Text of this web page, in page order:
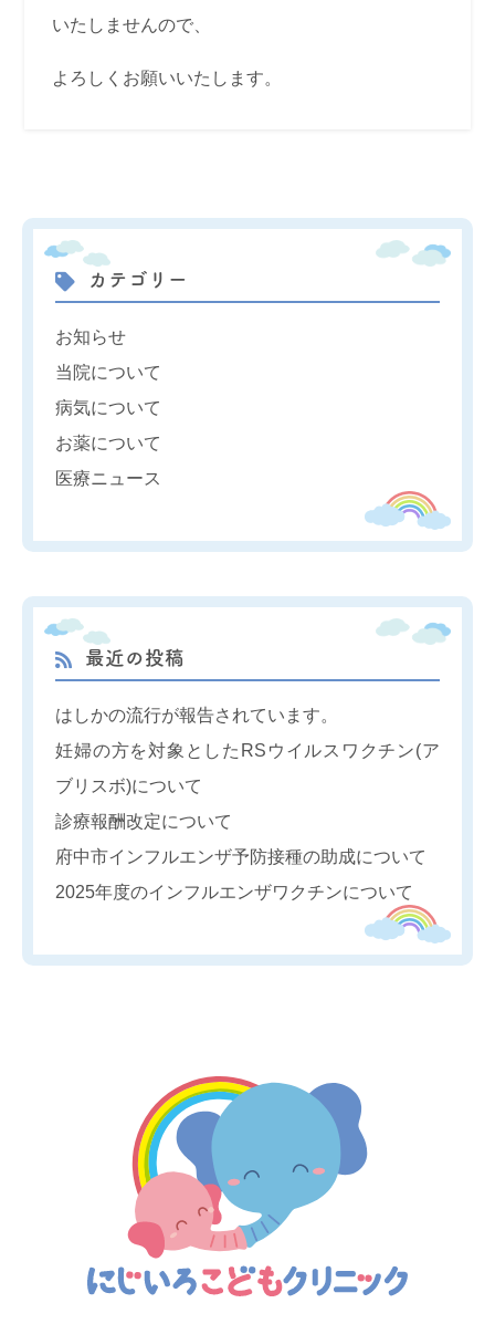
いたしませんので、
よろしくお願いいたします。
カテゴリー
お知らせ
当院について
病気について
お薬について
医療ニュース
最近の投稿
はしかの流行が報告されています。
妊婦の方を対象としたRSウイルスワクチン(ア
ブリスボ)について
診療報酬改定について
府中市インフルエンザ予防接種の助成について
2025年度のインフルエンザワクチンについて